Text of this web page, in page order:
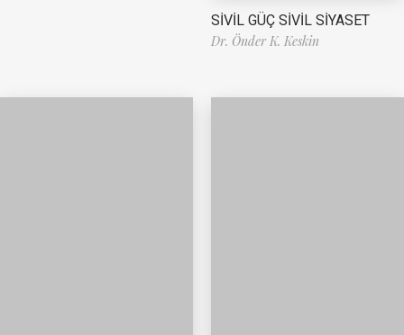
SİVİL GÜÇ SİVİL SİYASET
Dr. Önder K. Keskin